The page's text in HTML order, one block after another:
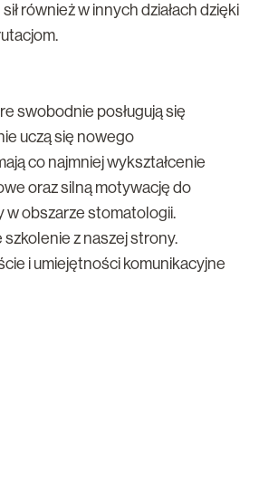
również w innych działach dzięki
swobodnie posługują się
uczą się nowego
co najmniej wykształcenie
oraz silną motywację do
w obszarze stomatologii.
szkolenie z naszej strony.
i umiejętności komunikacyjne